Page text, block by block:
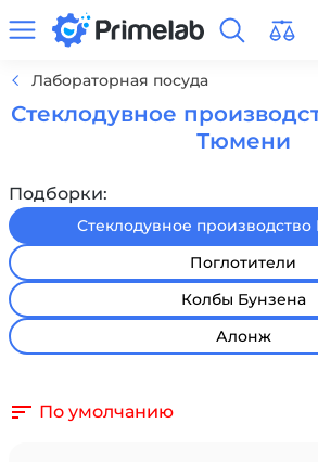
Лабораторная посуда
Стеклодувное
Тюмени
Подборки:
Стеклодувное производство
Поглотители
Колбы Бунзена
Алонж
По умолчанию